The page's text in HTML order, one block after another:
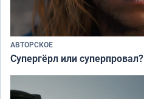
АВТОРСКОЕ
Супергёрл или суперпровал?